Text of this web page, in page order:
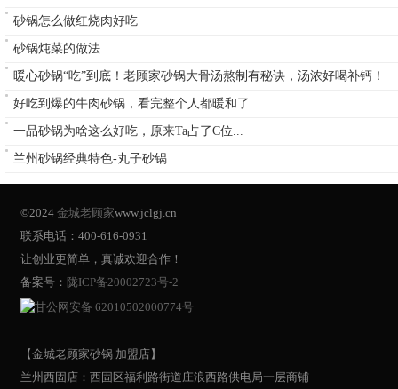
砂锅怎么做红烧肉好吃
砂锅炖菜的做法
暖心砂锅“吃”到底！老顾家砂锅大骨汤熬制有秘诀，汤浓好喝补钙！
好吃到爆的牛肉砂锅，看完整个人都暖和了
一品砂锅为啥这么好吃，原来Ta占了C位...
兰州砂锅经典特色-丸子砂锅
©2024金城老顾家www.jclgj.cn
联系电话：400-616-0931
让创业更简单，真诚欢迎合作！
备案号： 陇ICP备20002723号-2
甘公网安备 62010502000774号
【金城老顾家砂锅 加盟店】
兰州西固店：西固区福利路街道庄浪西路供电局一层商铺